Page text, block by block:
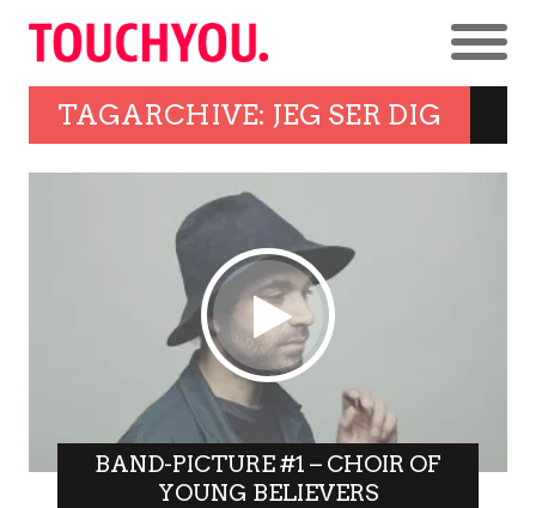
TAGARCHIVE: JEG SER DIG
BAND-PICTURE #1 – CHOIR OF
YOUNG BELIEVERS